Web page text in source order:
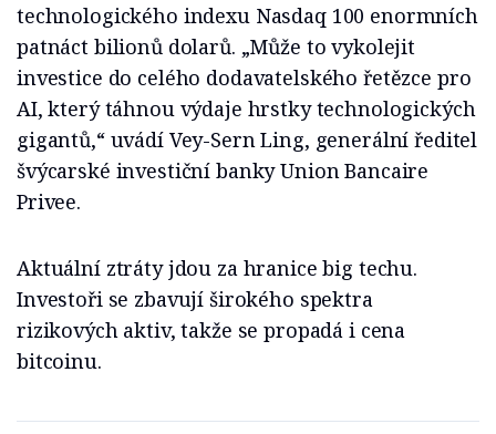
technologického indexu Nasdaq 100 enormních
patnáct bilionů dolarů. „Může to vykolejit
investice do celého dodavatelského řetězce pro
AI, který táhnou výdaje hrstky technologických
gigantů,“ uvádí Vey-Sern Ling, generální ředitel
švýcarské investiční banky Union Bancaire
Privee.
Aktuální ztráty jdou za hranice big techu.
Investoři se zbavují širokého spektra
rizikových aktiv, takže se propadá i cena
bitcoinu.